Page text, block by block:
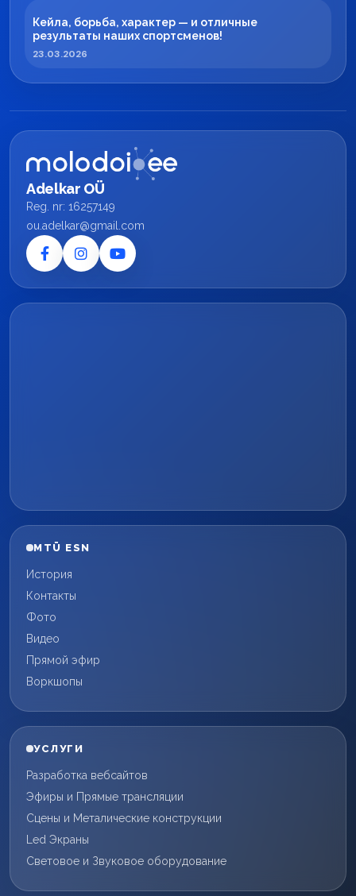
Кейла, борьба, характер — и отличные
результаты наших спортсменов!
23.03.2026
Adelkar OÜ
Reg. nr: 16257149
ou.adelkar@gmail.com
MTÜ ESN
История
Контакты
Фото
Видео
Прямой эфир
Воркшопы
УСЛУГИ
Разработка вебсайтов
Эфиры и Прямые трансляции
Сцены и Металические конструкции
Led Экраны
Световое и Звуковое оборудование